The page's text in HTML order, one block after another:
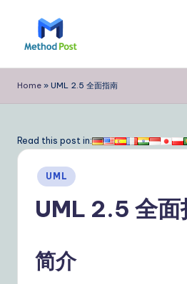
e
t
o
Home » UML 2.5 全面指南
Read this post in:
Posted
in
UML
UML 2.5 全面
简介